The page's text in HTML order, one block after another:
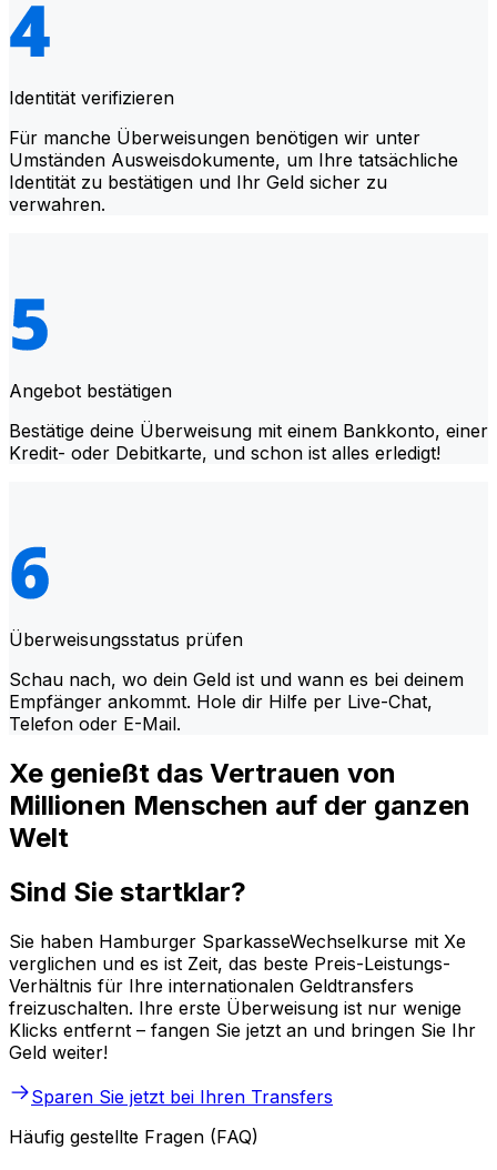
Identität verifizieren
Für manche Überweisungen benötigen wir unter
Umständen Ausweisdokumente, um Ihre tatsächliche
Identität zu bestätigen und Ihr Geld sicher zu
verwahren.
Angebot bestätigen
Bestätige deine Überweisung mit einem Bankkonto, einer
Kredit- oder Debitkarte, und schon ist alles erledigt!
Überweisungsstatus prüfen
Schau nach, wo dein Geld ist und wann es bei deinem
Empfänger ankommt. Hole dir Hilfe per Live-Chat,
Telefon oder E-Mail.
Xe genießt das Vertrauen von
Millionen Menschen auf der ganzen
Welt
Sind Sie startklar?
Sie haben Hamburger SparkasseWechselkurse mit Xe
verglichen und es ist Zeit, das beste Preis-Leistungs-
Verhältnis für Ihre internationalen Geldtransfers
freizuschalten. Ihre erste Überweisung ist nur wenige
Klicks entfernt – fangen Sie jetzt an und bringen Sie Ihr
Geld weiter!
Sparen Sie jetzt bei Ihren Transfers
Häufig gestellte Fragen (FAQ)